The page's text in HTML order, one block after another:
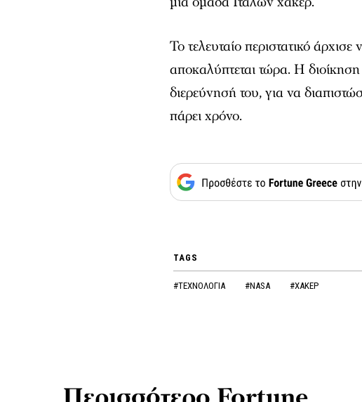
Το τελευταίο περιστατικό
αποκαλύπτεται τώρα. Η
διερεύνησή του, για να
πάρει χρόνο.
TAGS
#ΤΕΧΝΟΛΟΓΙΑ #NASA #ΧΑΚΕΡ